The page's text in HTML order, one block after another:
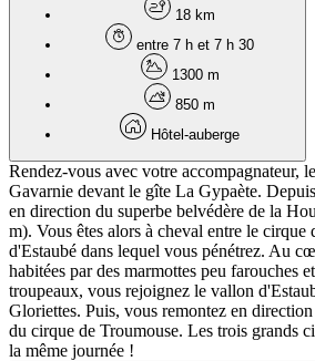
18 km
entre 7 h et 7 h 30
1300 m
850 m
Hôtel-auberge
Rendez-vous avec votre accompagnateur,
Gavarnie devant le gîte La Gypaète.
en direction du superbe belvédère de la
m). Vous êtes alors à cheval entre le cirque
d'Estaubé dans lequel vous pénétrez. Au
habitées par des marmottes peu farouches
troupeaux, vous rejoignez le vallon
Gloriettes. Puis, vous remontez en
du cirque de Troumouse. Les trois grands
la même journée !